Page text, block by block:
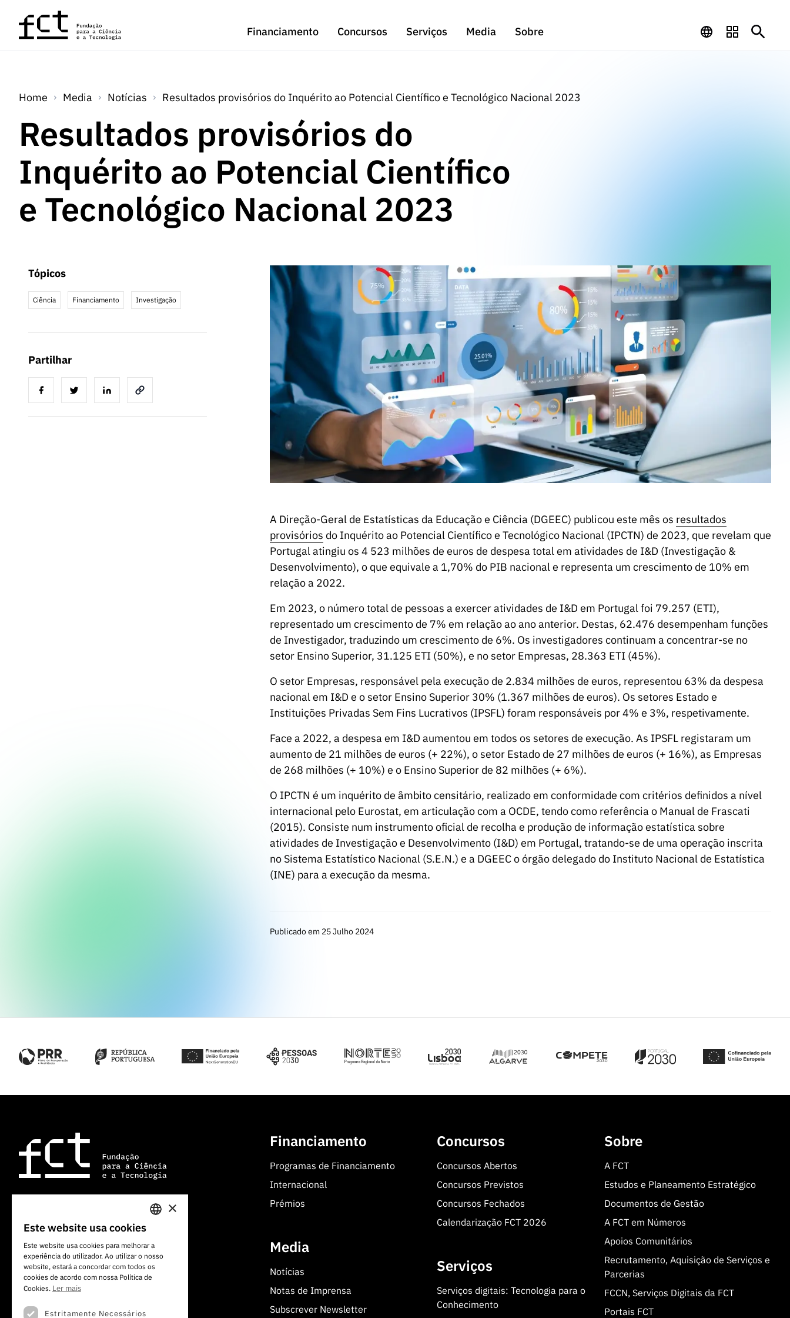
Saltar para o conteúdo principal
Financiamento
Concursos Serviços Media Sobre
Home Media Notícias Resultados provisórios do Inquérito ao Potencial Científico e Tecnológico Nacional 2023
Resultados provisórios do
Inquérito ao Potencial Científico
e Tecnológico Nacional 2023
Tópicos
Ciência Financiamento Investigação
Partilhar
A Direção-Geral de Estatísticas da Educação e Ciência (DGEEC) publicou este mês os resultados
provisórios do Inquérito ao Potencial Científico e Tecnológico Nacional (IPCTN) de 2023, que revelam que
Portugal atingiu os 4 523 milhões de euros de despesa total em atividades de I&D (Investigação &
Desenvolvimento), o que equivale a 1,70% do PIB nacional e representa um crescimento de 10% em
relação a 2022.
Em 2023, o número total de pessoas a exercer atividades de I&D em Portugal foi 79.257 (ETI),
representado um crescimento de 7% em relação ao ano anterior. Destas, 62.476 desempenham funções
de Investigador, traduzindo um crescimento de 6%. Os investigadores continuam a concentrar-se no
setor Ensino Superior, 31.125 ETI (50%), e no setor Empresas, 28.363 ETI (45%).
O setor Empresas, responsável pela execução de 2.834 milhões de euros, representou 63% da despesa
nacional em I&D e o setor Ensino Superior 30% (1.367 milhões de euros). Os setores Estado e
Instituições Privadas Sem Fins Lucrativos (IPSFL) foram responsáveis por 4% e 3%, respetivamente.
Face a 2022, a despesa em I&D aumentou em todos os setores de execução. As IPSFL registaram um
aumento de 21 milhões de euros (+ 22%), o setor Estado de 27 milhões de euros (+ 16%), as Empresas
de 268 milhões (+ 10%) e o Ensino Superior de 82 milhões (+ 6%).
O IPCTN é um inquérito de âmbito censitário, realizado em conformidade com critérios definidos a nível
internacional pelo Eurostat, em articulação com a OCDE, tendo como referência o Manual de Frascati
(2015). Consiste num instrumento oficial de recolha e produção de informação estatística sobre
atividades de Investigação e Desenvolvimento (I&D) em Portugal, tratando-se de uma operação inscrita
no Sistema Estatístico Nacional (S.E.N.) e a DGEEC o órgão delegado do Instituto Nacional de Estatística
(INE) para a execução da mesma.
Publicado em 25 Julho 2024
Av. do Brasil, 101
+351 213 924 300
Financiamento
Programas de Financiamento
Internacional
Prémios
Media
Notícias
Notas de Imprensa
Subscrever Newsletter
Concursos
Concursos Abertos
Concursos Previstos
Concursos Fechados
Calendarização FCT 2026
Serviços
Serviços digitais: Tecnologia para o
Conhecimento
Sobre
A FCT
Estudos e Planeamento Estratégico
Documentos de Gestão
A FCT em Números
Apoios Comunitários
Recrutamento, Aquisição de Serviços e
Parcerias
FCCN, Serviços Digitais da FCT
Portais FCT
PORTUGUESE
ENGLISH
×
Este website usa cookies
Este website usa cookies para melhorar a
experiência do utilizador. Ao utilizar o nosso
website, estará a concordar com todos os
cookies de acordo com nossa Política de
Cookies. Ler mais
Estritamente Necessários